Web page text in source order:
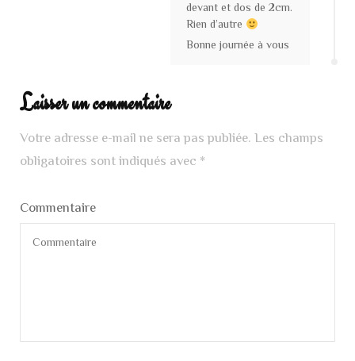
devant et dos de 2cm.
Rien d’autre
Bonne journée à vous
Laisser un commentaire
Votre adresse e-mail ne sera pas publiée. Les champs
obligatoires sont indiqués avec *
Commentaire